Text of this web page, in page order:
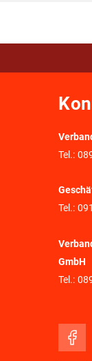
Tel.:
Tel.:
GmbH
Tel.: